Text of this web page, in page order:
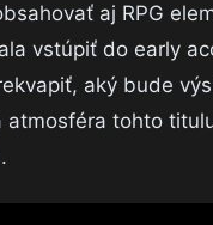
aj RPG
vstúpiť do early
aký bude
atmosféra tohto